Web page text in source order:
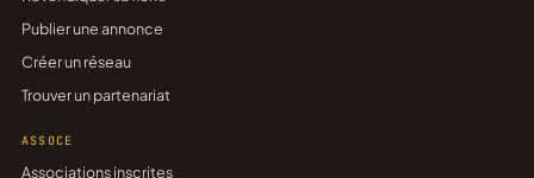
Publier une annonce
Créer un réseau
Trouver un partenariat
ASSOCE
Associations inscrites